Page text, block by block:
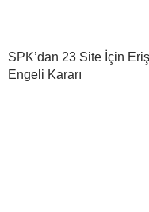
SPK’dan 23 Site İçin
Engeli Kararı